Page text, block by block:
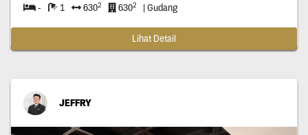
- 1 6302 6302 | Gudang
Lihat Detail
JEFFRY